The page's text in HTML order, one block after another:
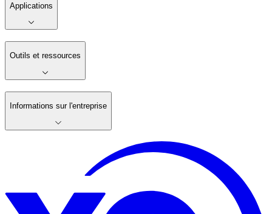
Applications
Outils et ressources
Informations sur l'entreprise